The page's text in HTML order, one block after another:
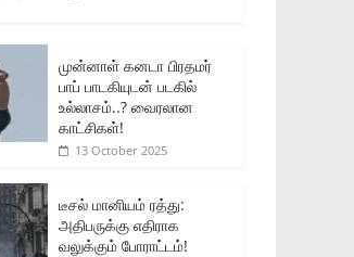
முன்னாள் கனடா பிரதமர்
பாப் பாடகியுடன் படகில்
உல்லாசம்..? வைரலான
காட்சிகள்!
13 October 2025
டீசல் மானியம் ரத்து:
அதிபருக்கு எதிராக
வலுக்கும் போராட்டம்!